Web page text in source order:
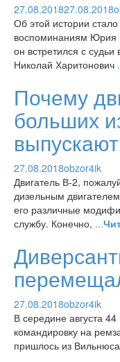
27.08.201827.08.2018
Об этой истории
воспоминаниям Юрия
он встретился с
Николай Харитонович
Почему
больших
27.08.2018obzor4ik
Двигатель В-2,
дизельным
его различные
службу. Конечно, ...
27.08.2018obzor4ik
В середине августа
командировку на
пришлось из